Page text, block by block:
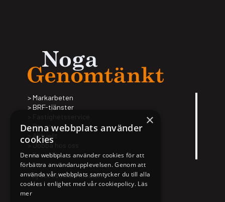
Mark­ar­be­ten
BRF-tjäns­­ter
Fas­tig­hets­ser­vice
Om oss
Aktu­ellt
Jobba hos oss
Kon­takt
Följ oss i sociala medier:
×
Denna webbplats använder
cookies
Denna webbplats använder cookies för att
förbättra användarupplevelsen. Genom att
använda vår webbplats samtycker du till alla
cookies i enlighet med vår cookiepolicy. Läs
mer